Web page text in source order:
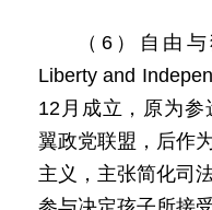
（6）自由
Liberty and
12月成立，原为
翼政党联盟，后作
主义，主张简化司